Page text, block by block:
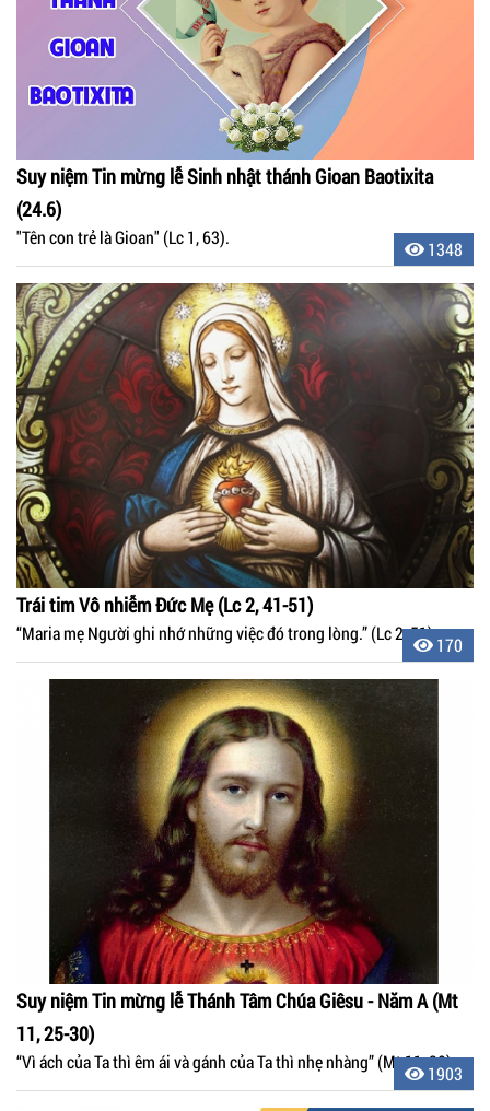
Suy niệm Tin mừng lễ Sinh nhật thánh Gioan Baotixita
(24.6)
"Tên con trẻ là Gioan" (Lc 1, 63).
1348
Trái tim Vô nhiễm Đức Mẹ (Lc 2, 41-51)
“Maria mẹ Người ghi nhớ những việc đó trong lòng.” (Lc 2, 51)
170
Suy niệm Tin mừng lễ Thánh Tâm Chúa Giêsu - Năm A (Mt
11, 25-30)
“Vì ách của Ta thì êm ái và gánh của Ta thì nhẹ nhàng” (Mt 11, 30).
1903